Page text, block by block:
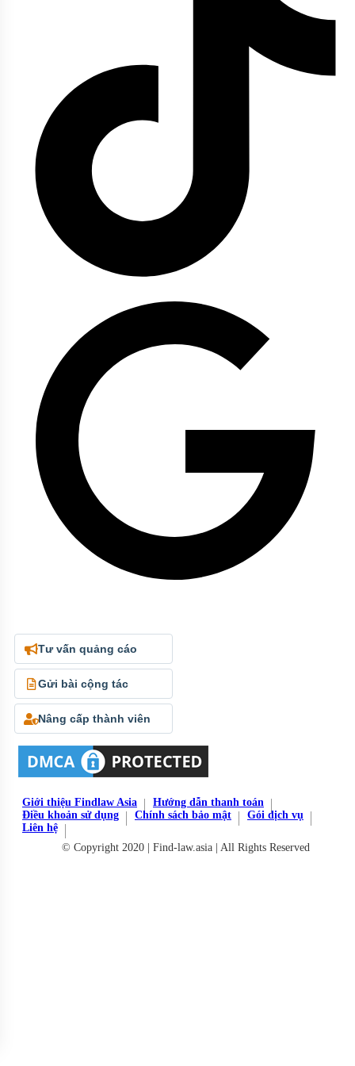
Tư vấn quảng cáo
Gửi bài cộng tác
Nâng cấp thành viên
Giới thiệu Findlaw Asia
Hướng dẫn thanh toán
Điều khoản sử dụng
Chính sách bảo mật
Gói dịch vụ
Liên hệ
© Copyright 2020 | Find-law.asia | All Rights Reserved